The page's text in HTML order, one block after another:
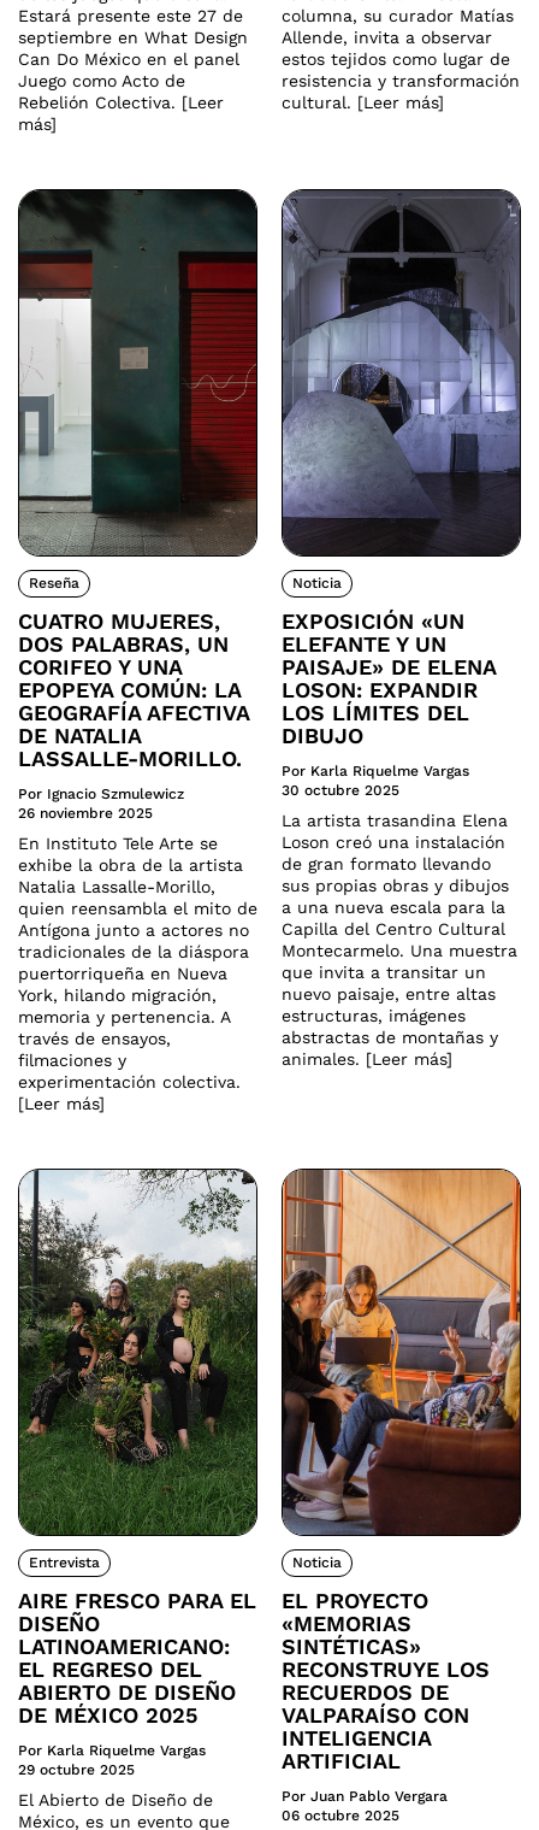
Estará presente este 27 de
septiembre en What Design
Can Do México en el panel
Juego como Acto de
Rebelión Colectiva. [Leer
más]
columna, su curador Matías
Allende, invita a observar
estos tejidos como lugar de
resistencia y transformación
cultural. [Leer más]
Reseña
CUATRO MUJERES,
DOS PALABRAS, UN
CORIFEO Y UNA
EPOPEYA COMÚN: LA
GEOGRAFÍA AFECTIVA
DE NATALIA
LASSALLE-MORILLO.
Por Ignacio Szmulewicz
26 noviembre 2025
En Instituto Tele Arte se
exhibe la obra de la artista
Natalia Lassalle-Morillo,
quien reensambla el mito de
Antígona junto a actores no
tradicionales de la diáspora
puertorriqueña en Nueva
York, hilando migración,
memoria y pertenencia. A
través de ensayos,
filmaciones y
experimentación colectiva.
[Leer más]
Noticia
EXPOSICIÓN «UN
ELEFANTE Y UN
PAISAJE» DE ELENA
LOSON: EXPANDIR
LOS LÍMITES DEL
DIBUJO
Por Karla Riquelme Vargas
30 octubre 2025
La artista trasandina Elena
Loson creó una instalación
de gran formato llevando
sus propias obras y dibujos
a una nueva escala para la
Capilla del Centro Cultural
Montecarmelo. Una muestra
que invita a transitar un
nuevo paisaje, entre altas
estructuras, imágenes
abstractas de montañas y
animales. [Leer más]
Entrevista
AIRE FRESCO PARA EL
DISEÑO
LATINOAMERICANO:
EL REGRESO DEL
ABIERTO DE DISEÑO
DE MÉXICO 2025
Por Karla Riquelme Vargas
29 octubre 2025
El Abierto de Diseño de
México, es un evento que
Noticia
EL PROYECTO
«MEMORIAS
SINTÉTICAS»
RECONSTRUYE LOS
RECUERDOS DE
VALPARAÍSO CON
INTELIGENCIA
ARTIFICIAL
Por Juan Pablo Vergara
06 octubre 2025